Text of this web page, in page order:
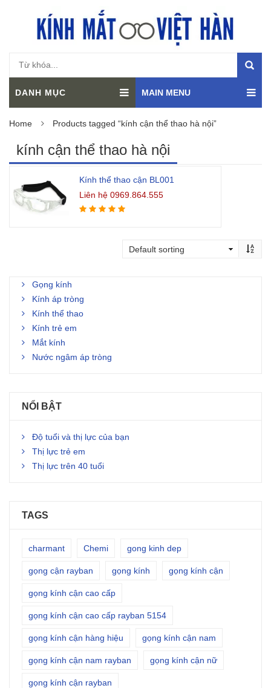
DANH MỤC MAIN MENU
Home Products tagged “kính cận thể thao hà nội”
kính cận thể thao hà nội
Kính thể thao cận BL001
Liên hệ 0969.864.555
Gọng kính
Kính áp tròng
Kính thể thao
Kính trẻ em
Mắt kính
Nước ngâm áp tròng
NỔI BẬT
Độ tuổi và thị lực của bạn
Thị lực trẻ em
Thị lực trên 40 tuổi
TAGS
charmant Chemi gong kinh dep
gọng cận rayban gọng kính gọng kính cận
gọng kính cận cao cấp
gọng kính cận cao cấp rayban 5154
gọng kính cận hàng hiệu gọng kính cận nam
gọng kính cận nam rayban gọng kính cận nữ
gọng kính cận rayban